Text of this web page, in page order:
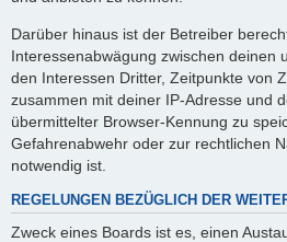
Darüber hinaus ist der Betreiber
Interessenabwägung zwischen deinen
den Interessen Dritter, Zeitpunkte von
zusammen mit deiner IP-Adresse und
übermittelter Browser-Kennung zu
Gefahrenabwehr oder zur rechtlichen
notwendig ist.
REGELUNGEN BEZÜGLICH DER
Zweck eines Boards ist es, einen